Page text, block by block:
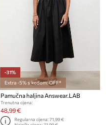
-31%
Extra -5% s kodom: OFF*
Pamučna haljina Answear.LAB
Trenutna cijena:
48,99 €
Regularna cijena:71,99 €